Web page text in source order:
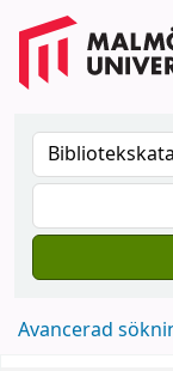
Avancerad